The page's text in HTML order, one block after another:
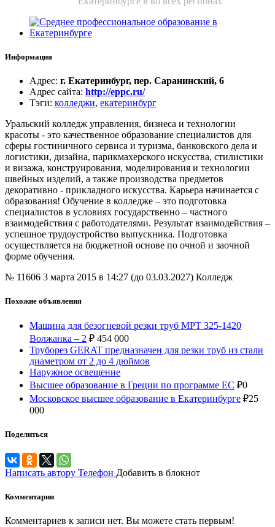
Информация
Адрес: г. Екатеринбург, пер. Саранинский, 6
Адрес сайта: http://eppc.ru/
Тэги: колледжи, екатеринбург
Уральский колледж управления, бизнеса и технологии
красоты - это качественное образование специалистов для
сферы гостиничного сервиса и туризма, банковского дела и
логистики, дизайна, парикмахерского искусства, стилистики
и визажа, конструирования, моделирования и технологии
швейных изделий, а также производства предметов
декоративно - прикладного искусства. Карьера начинается с
образования! Обучение в колледже – это подготовка
специалистов в условиях государственно – частного
взаимодействия с работодателями. Результат взаимодействия –
успешное трудоустройство выпускника. Подготовка
осуществляется на бюджетной основе по очной и заочной
форме обучения.
№ 11606 3 марта 2015 в 14:27 (до 03.03.2027) Колледж
Похожие объявления
Машина для безогневой резки труб МРТ 325-1420
Волжанка – 2 ₽ 454 000
Труборез GERAT предназначен для резки труб из стали
диаметром от 2 до 4 дюймов
Наружное освещение
Высшее образование в Греции по программе ЕС ₽0
Московское высшее образование в Екатеринбурге ₽25
000
Поделиться
Написать автору Телефон Добавить в блокнот
Комментарии
Комментариев к записи нет. Вы можете стать первым!